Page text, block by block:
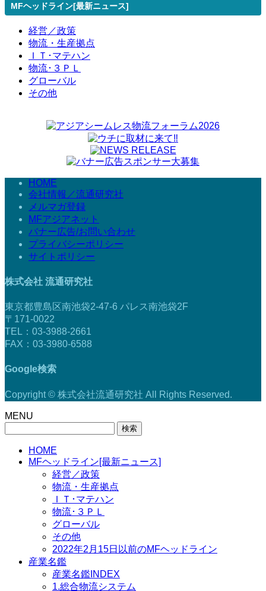
MFヘッドライン[最新ニュース]
経営／政策
物流・生産拠点
ＩＴ･マテハン
物流･３ＰＬ
グローバル
その他
HOME
会社情報／流通研究社
メルマガ登録
MFアジアネット
バナー広告/お問い合わせ
プライバシーポリシー
サイトポリシー
株式会社 流通研究社
東京都豊島区南池袋2-47-6 パレス南池袋2F
〒171-0022
TEL：03-3988-2661
FAX：03-3980-6588
Google検索
Copyright © 株式会社流通研究社 All Rights Reserved.
MENU
HOME
MFヘッドライン[最新ニュース]
経営／政策
物流・生産拠点
ＩＴ･マテハン
物流･３ＰＬ
グローバル
その他
2022年2月15日以前のMFヘッドライン
産業名鑑
産業名鑑INDEX
1.総合物流システム